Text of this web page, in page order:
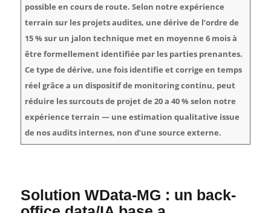
possible en cours de route. Selon notre expérience
terrain sur les projets audites, une dérive de l’ordre de
15 % sur un jalon technique met en moyenne 6 mois à
être formellement identifiée par les parties prenantes.
Ce type de dérive, une fois identifie et corrige en temps
réel grâce a un dispositif de monitoring continu, peut
réduire les surcouts de projet de 20 a 40 % selon notre
expérience terrain — une estimation qualitative issue
de nos audits internes, non d’une source externe.
Solution WData-MG : un back-